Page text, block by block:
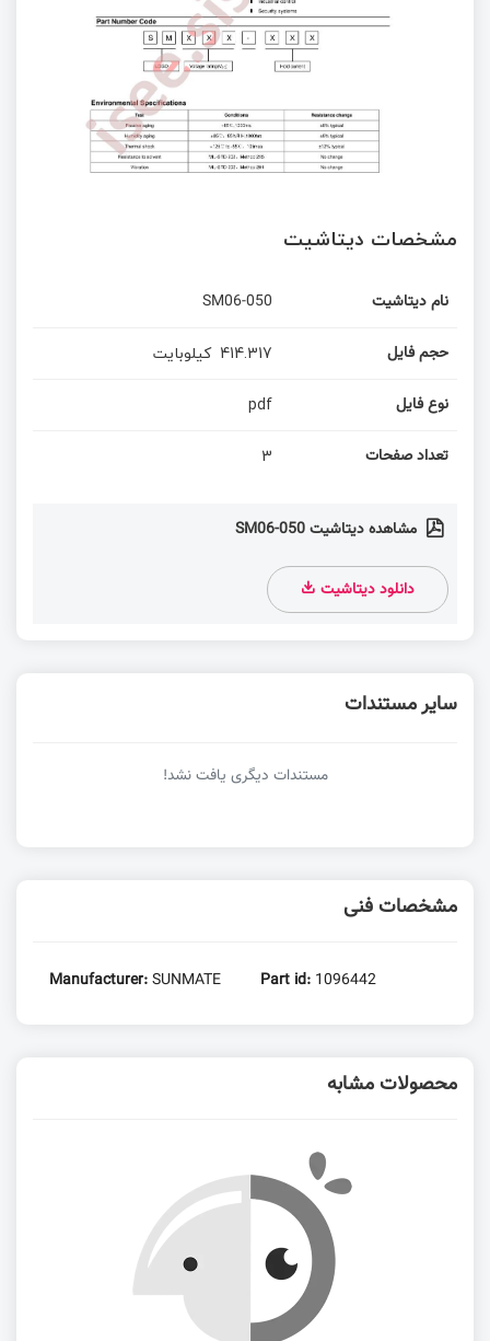
مشخصات دیتاشیت
نام دیتاشیت SM06-050
حجم فایل 414.317 کیلوبایت
نوع فایل pdf
تعداد صفحات 3
مشاهده دیتاشیت SM06-050
دانلود دیتاشیت
سایر مستندات
مستندات دیگری یافت نشد!
مشخصات فنی
Manufacturer:SUNMATE Part id: 1096442
محصولات مشابه